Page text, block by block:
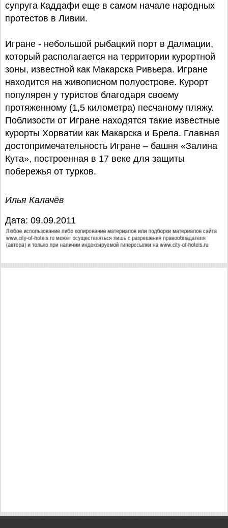
супруга Каддафи еще в самом начале народных
протестов в Ливии.
Игране - небольшой рыбацкий порт в Далмации,
который располагается на территории курортной
зоны, известной как Макарска Ривьера. Игране
находится на живописном полуострове. Курорт
популярен у туристов благодаря своему
протяженному (1,5 километра) песчаному пляжу.
Поблизости от Игране находятся такие известные
курорты Хорватии как Макарска и Брела. Главная
достопримечательность Игране – башня «Залина
Кута», построенная в 17 веке для защиты
побережья от турков.
Илья Калачёв
Дата: 09.09.2011